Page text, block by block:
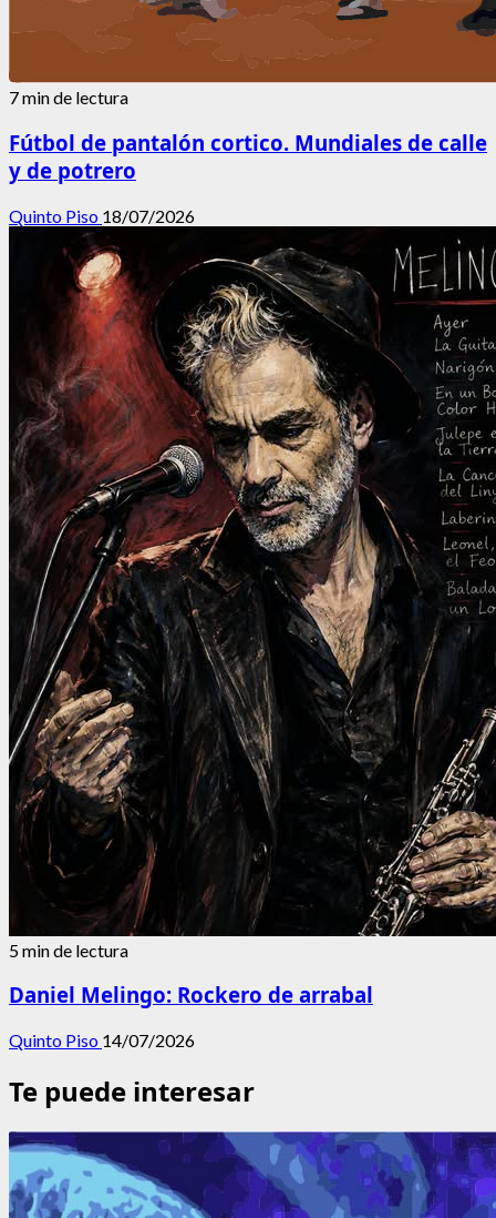
7 min de lectura
Fútbol de pantalón cortico. Mundiales de calle
y de potrero
Quinto Piso 18/07/2026
5 min de lectura
Daniel Melingo: Rockero de arrabal
Quinto Piso 14/07/2026
Te puede interesar